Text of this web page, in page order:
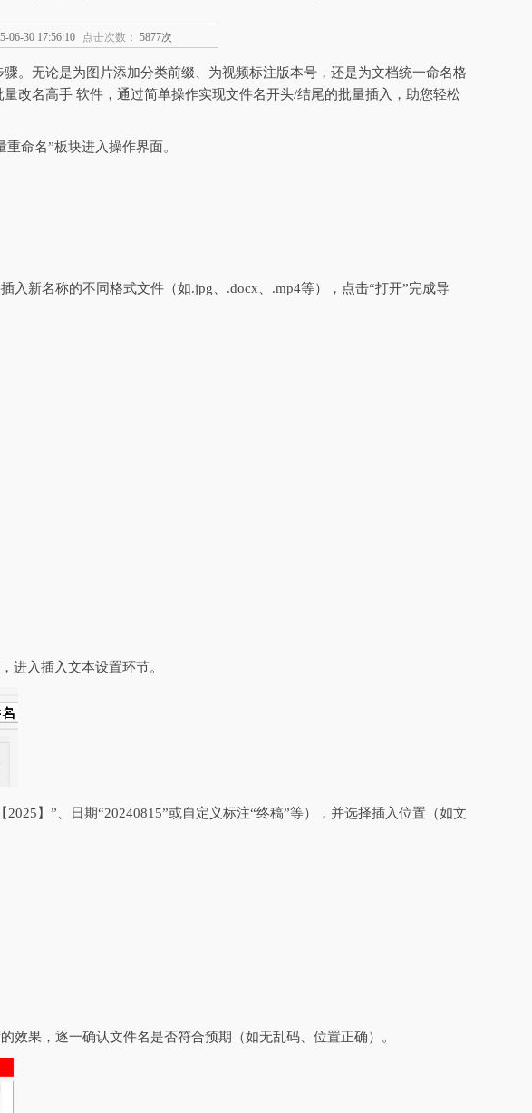
06-30 17:56:10 点击次数： 5877次
。无论是为图片添加分类前缀、为视频标注版本号，还是为文档统一命名格
改名高手 软件，通过简单操作实现文件名开头/结尾的批量插入，助您轻松
命名”板块进入操作界面。
入新名称的不同格式文件（如.jpg、.docx、.mp4等），点击“打开”完成导
进入插入文本设置环节。
】”、日期“20240815”或自定义标注“终稿”等），并选择插入位置（如文
效果，逐一确认文件名是否符合预期（如无乱码、位置正确）。